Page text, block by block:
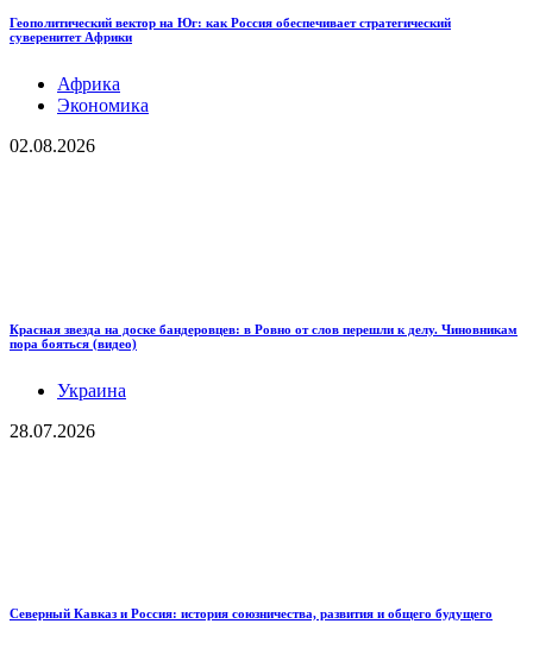
Геополитический вектор на Юг: как Россия обеспечивает стратегический
суверенитет Африки
Африка
Экономика
02.08.2026
Красная звезда на доске бандеровцев: в Ровно от слов перешли к делу. Чиновникам
пора бояться (видео)
Украина
28.07.2026
Северный Кавказ и Россия: история союзничества, развития и общего будущего